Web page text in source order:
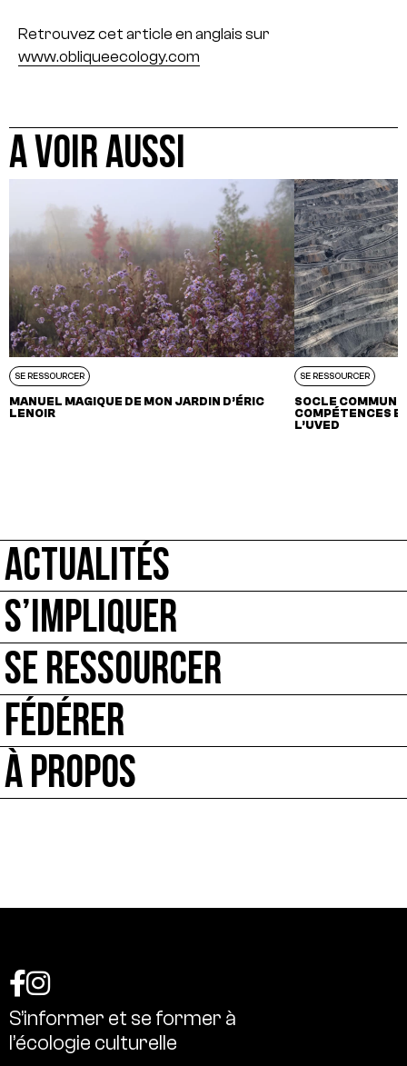
Retrouvez cet article en anglais sur
www.obliqueecology.com
A VOIR AUSSI
SE RESSOURCER
MANUEL MAGIQUE DE MON JARDIN D’ÉRIC
LENOIR
SE RESSOURCER
SOCLE COMMUN
COMPÉTENCES
L’UVED
ACTUALITÉS
S’IMPLIQUER
SE RESSOURCER
FÉDÉRER
À PROPOS
S’informer et se former à
l’écologie culturelle